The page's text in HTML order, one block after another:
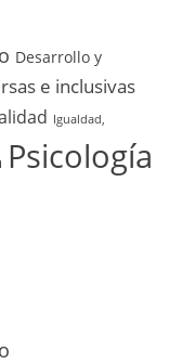
Desarrollo y
e inclusivas
Igualdad,
Psicología